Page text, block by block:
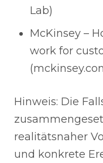
Lab)
McKinsey –
work for
Hinweis: Die
realitätsnaher
und konkrete